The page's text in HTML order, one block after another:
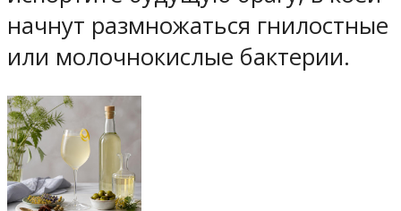
начнут размножаться гнилостные
или молочнокислые бактерии.